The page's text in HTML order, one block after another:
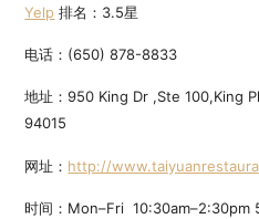
Yelp 排名：3.5星
电话：(650) 878-8833
地址：950 King Dr ,Ste 100,King
94015
网址： http://
时间：Mon–Fri 10:30am–2:30pm